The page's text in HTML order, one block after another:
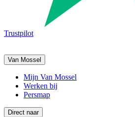
Trustpilot
Van Mossel
Mijn Van Mossel
Werken bij
Persmap
Direct naar